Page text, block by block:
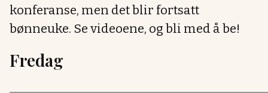
konferanse, men det blir fortsatt
bønneuke. Se videoene, og bli med å be!
Fredag